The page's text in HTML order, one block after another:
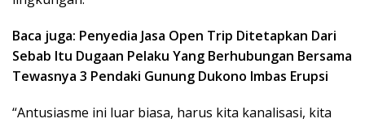
Baca juga: Penyedia Jasa Open Trip Ditetapkan Dari
Sebab Itu Dugaan Pelaku Yang Berhubungan Bersama
Tewasnya 3 Pendaki Gunung Dukono Imbas Erupsi
“Antusiasme ini luar biasa, harus kita kanalisasi, kita